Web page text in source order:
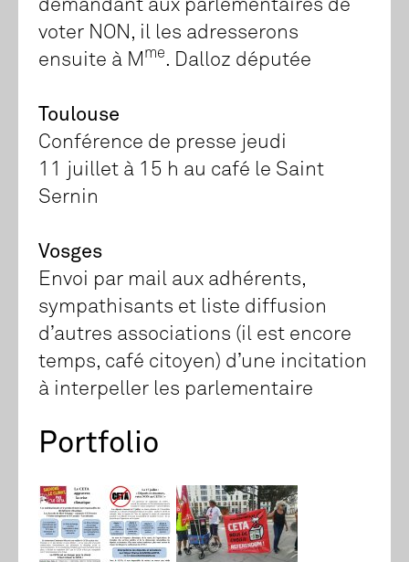
demandant aux parlementaires de
voter NON, il les adresserons
ensuite à M me. Dalloz députée
Toulouse
Conférence de presse jeudi
11 juillet à 15 h au café le Saint
Sernin
Vosges
Envoi par mail aux adhérents,
sympathisants et liste diffusion
d’autres associations (il est encore
temps, café citoyen) d’une incitation
à interpeller les parlementaire
Portfolio